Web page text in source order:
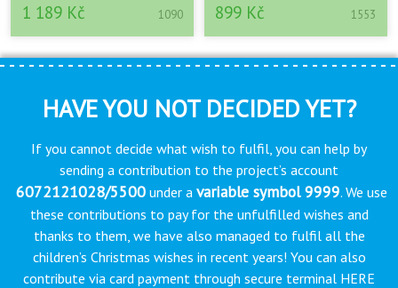
1 189 Kč 1090 899 Kč 1553
HAVE YOU NOT DECIDED YET?
If you cannot decide what wish to fulfil, you can help by
sending a contribution to the project’s account
6072121028/5500under a variable symbol 9999. We use
these contributions to pay for the unfulfilled wishes and
thanks to them, we have also managed to fulfil all the
children’s Christmas wishes in recent years! You can also
contribute via card payment through secure terminal HERE